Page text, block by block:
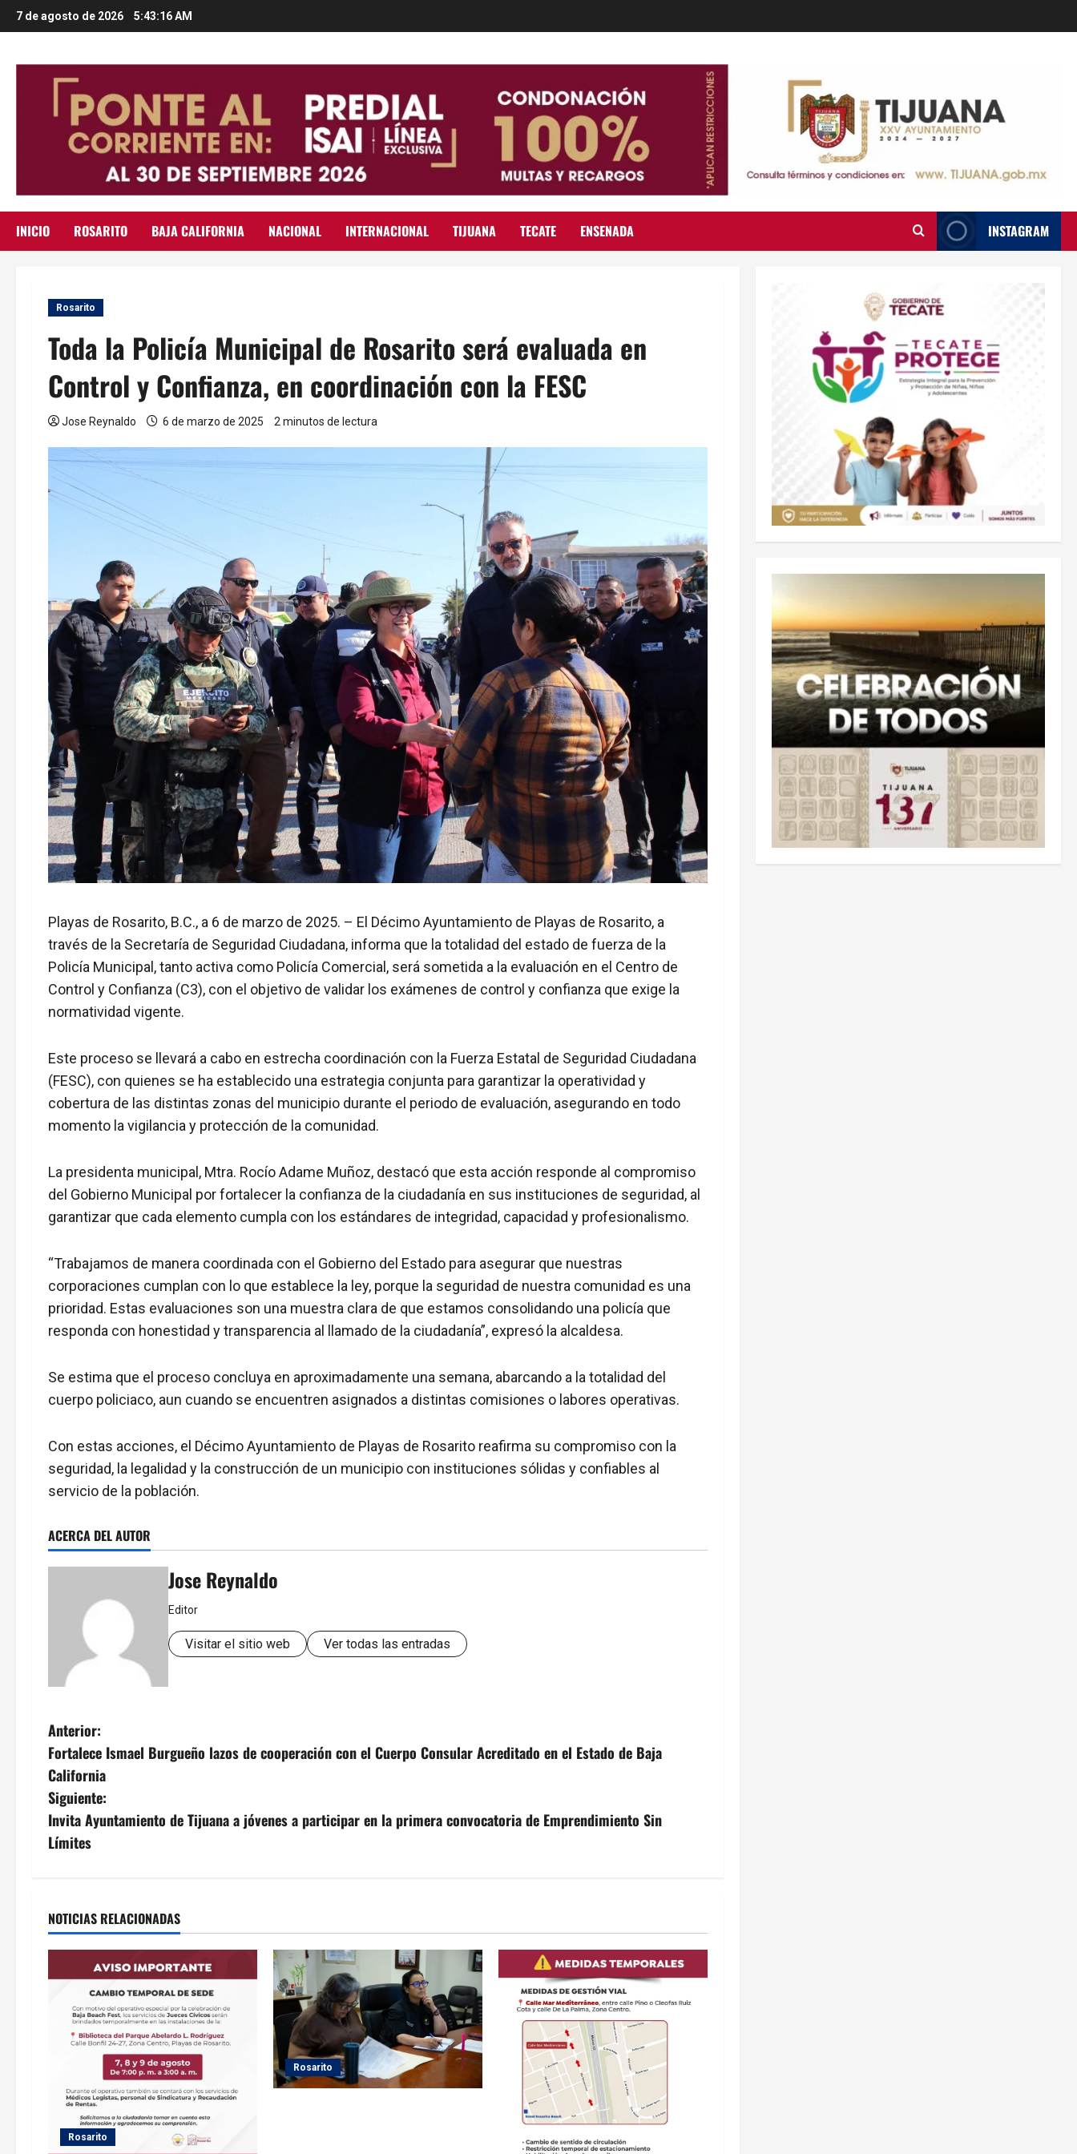
Saltar
al
7 de agosto de 2026 5:43:17 AM
INICIO ROSARITO BAJA CALIFORNIA NACIONAL INTERNACIONAL TIJUANA TECATE ENSENADA INSTAGRAM
Rosarito
Toda la Policía Municipal de Rosarito será evaluada en
Control y Confianza, en coordinación con la FESC
Jose Reynaldo 6 de marzo de 2025 2 minutos de lectura
Playas de Rosarito, B.C., a 6 de marzo de 2025. – El Décimo Ayuntamiento de Playas de Rosarito, a
través de la Secretaría de Seguridad Ciudadana, informa que la totalidad del estado de fuerza de la
Policía Municipal, tanto activa como Policía Comercial, será sometida a la evaluación en el Centro de
Control y Confianza (C3), con el objetivo de validar los exámenes de control y confianza que exige la
normatividad vigente.
Este proceso se llevará a cabo en estrecha coordinación con la Fuerza Estatal de Seguridad Ciudadana
(FESC), con quienes se ha establecido una estrategia conjunta para garantizar la operatividad y
cobertura de las distintas zonas del municipio durante el periodo de evaluación, asegurando en todo
momento la vigilancia y protección de la comunidad.
La presidenta municipal, Mtra. Rocío Adame Muñoz, destacó que esta acción responde al compromiso
del Gobierno Municipal por fortalecer la confianza de la ciudadanía en sus instituciones de seguridad, al
garantizar que cada elemento cumpla con los estándares de integridad, capacidad y profesionalismo.
“Trabajamos de manera coordinada con el Gobierno del Estado para asegurar que nuestras
corporaciones cumplan con lo que establece la ley, porque la seguridad de nuestra comunidad es una
prioridad. Estas evaluaciones son una muestra clara de que estamos consolidando una policía que
responda con honestidad y transparencia al llamado de la ciudadanía”, expresó la alcaldesa.
Se estima que el proceso concluya en aproximadamente una semana, abarcando a la totalidad del
cuerpo policiaco, aun cuando se encuentren asignados a distintas comisiones o labores operativas.
Con estas acciones, el Décimo Ayuntamiento de Playas de Rosarito reafirma su compromiso con la
seguridad, la legalidad y la construcción de un municipio con instituciones sólidas y confiables al
servicio de la población.
ACERCA DEL AUTOR
Jose Reynaldo
Editor
Visitar el sitio web Ver todas las entradas
N
a
v
e
c
i
Anterior:
Fortalece Ismael Burgueño lazos de cooperación con el Cuerpo Consular Acreditado en el Estado de Baja
California
Siguiente:
Invita Ayuntamiento de Tijuana a jóvenes a participar en la primera convocatoria de Emprendimiento Sin
Límites
NOTICIAS RELACIONADAS
Rosarito
Rosarito